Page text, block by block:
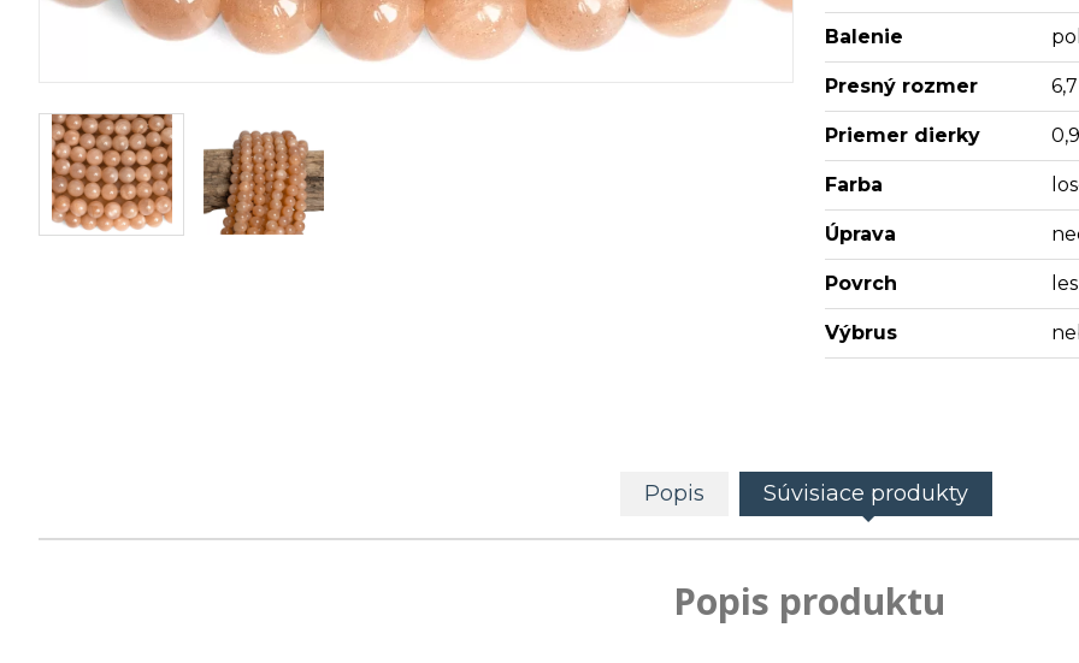
Balenie
Presný rozmer
Priemer dierky
Farba
Úprava
Povrch
Výbrus
Popis Súvisiace produkty
Popis produktu